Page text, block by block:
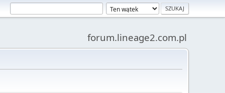
forum.lineage2.com.pl